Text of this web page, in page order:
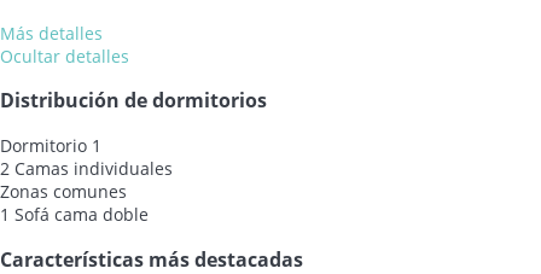
Más detalles
Ocultar detalles
Distribución de dormitorios
Dormitorio 1
2 Camas individuales
Zonas comunes
1 Sofá cama doble
Características más destacadas